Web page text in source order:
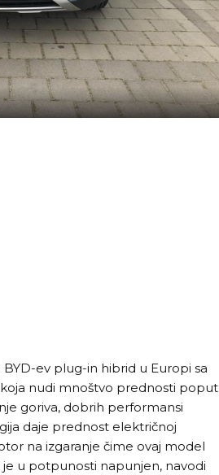
ev plug-in hibrid u Europi sa
nudi mnoštvo prednosti poput
goriva, dobrih performansi
daje prednost električnoj
na izgaranje čime ovaj model
u potpunosti napunjen, navodi